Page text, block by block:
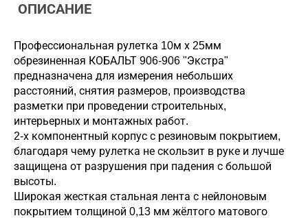
ОПИСАНИЕ
Профессиональная рулетка 10м х 25мм
обрезиненная КОБАЛЬТ 906-906 "Экстра"
предназначена для измерения небольших
расстояний, снятия размеров, производства
разметки при проведении строительных,
интерьерных и монтажных работ.
2-х компонентный корпус с резиновым покрытием,
благодаря чему рулетка не скользит в руке и лучше
защищена от разрушения при падения с большой
высоты.
Широкая жесткая стальная лента с нейлоновым
покрытием толщиной 0,13 мм жёлтого матового